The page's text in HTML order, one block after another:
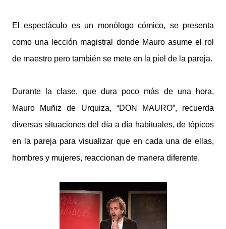
El espectáculo es un monólogo cómico, se presenta
como una lección magistral donde Mauro asume el rol
de maestro pero también se mete en la piel de la pareja.
Durante la clase, que dura poco más de una hora,
Mauro Muñiz de Urquiza, “DON MAURO”, recuerda
diversas situaciones del día a día habituales, de tópicos
en la pareja para visualizar que en cada una de ellas,
hombres y mujeres, reaccionan de manera diferente.